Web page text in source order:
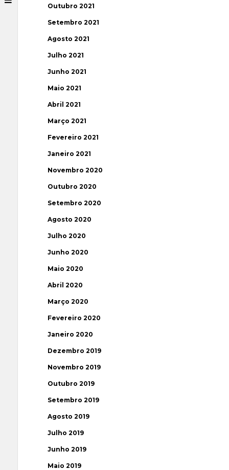
Outubro 2021
Setembro 2021
Agosto 2021
Julho 2021
Junho 2021
Maio 2021
Abril 2021
Março 2021
Fevereiro 2021
Janeiro 2021
Novembro 2020
Outubro 2020
Setembro 2020
Agosto 2020
Julho 2020
Junho 2020
Maio 2020
Abril 2020
Março 2020
Fevereiro 2020
Janeiro 2020
Dezembro 2019
Novembro 2019
Outubro 2019
Setembro 2019
Agosto 2019
Julho 2019
Junho 2019
Maio 2019